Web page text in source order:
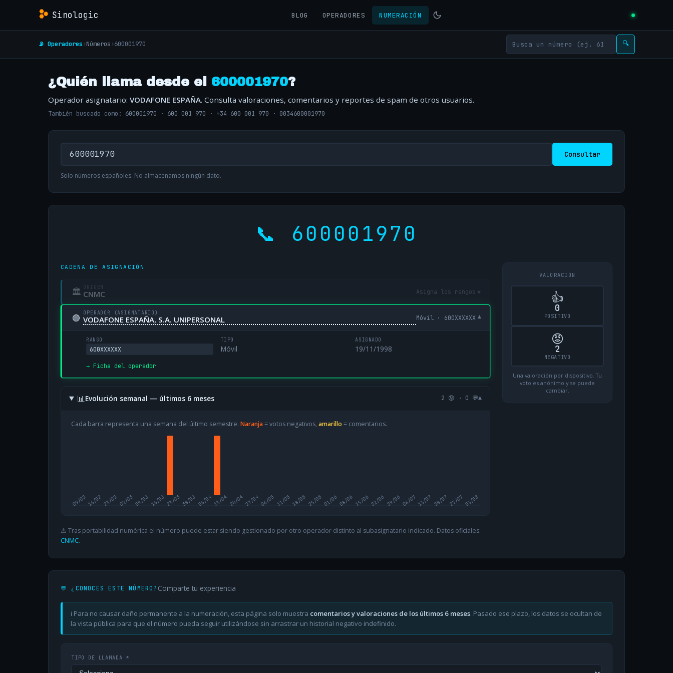
Sinologic BLOG OPERADORES NUMERACIÓN
📡 Operadores›Números›600001970 🔍
¿Quién llama desde el 600001970?
Operador asignatario: VODAFONE ESPAÑA. Consulta valoraciones, comentarios y reportes de spam de otros usuarios.
También buscado como: 600001970 · 600 001 970 · +34 600 001 970 · 0034600001970
Consultar
Solo números españoles. No almacenamos ningún dato.
📞 600001970
CADENA DE ASIGNACIÓN
🏛 ORIGEN
CNMC Asigna los rangos ▾
🟢 OPERADOR (ASIGNATARIO)
VODAFONE ESPAÑA, S.A. UNIPERSONAL Móvil · 600XXXXXX ▾
RANGO
600XXXXXX
TIPO
Móvil
ASIGNADO
19/11/1998
→ Ficha del operador
📊Evolución semanal — últimos 6 meses 2 😡 · 0 💬▾
Cada barra representa una semana del último semestre. Naranja= votos negativos, amarillo = comentarios.
09/0216/0223/02 02/03 09/03 16/03 23/03 30/03 06/0413/04 20/0427/0404/05 11/0518/05 25/0501/0608/06 15/0622/06 29/0606/07 13/07 20/07 27/07 03/08
⚠️ Tras portabilidad numérica el número puede estar siendo gestionado por otro operador distinto al subasignatario indicado. Datos oficiales:
CNMC.
VALORACIÓN
👍
0
POSITIVO
😡
2
NEGATIVO
Una valoración por dispositivo. Tu
voto es anónimo y se puede
cambiar.
💬 ¿CONOCES ESTE NÚMERO? Comparte tu experiencia
ℹ️ Para no causar daño permanente a la numeración, esta página solo muestra comentarios y valoraciones de los últimos 6 meses. Pasado ese plazo, los datos se ocultan de
la vista pública para que el número pueda seguir utilizándose sin arrastrar un historial negativo indefinido.
TIPO DE LLAMADA *